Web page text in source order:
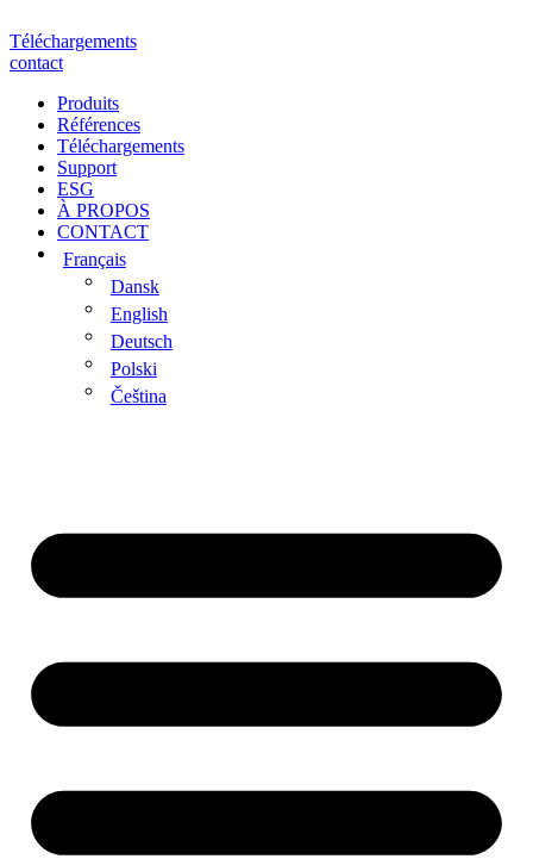
au
contenu
Téléchargements
contact
Produits
Références
Téléchargements
Support
ESG
À PROPOS
CONTACT
Français
Dansk
English
Deutsch
Polski
Čeština